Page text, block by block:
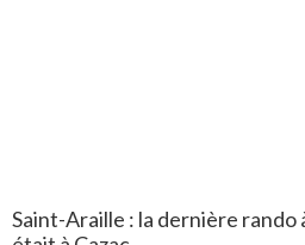
Saint-Araille : la dernière rando